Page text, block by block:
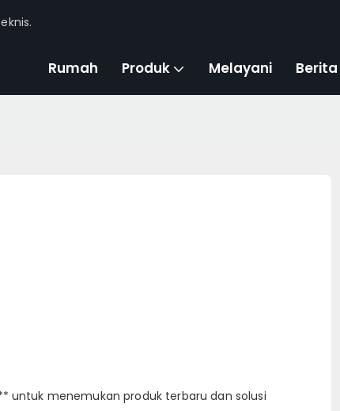
Rumah Produk Melayani Berita
untuk menemukan produk terbaru dan solusi